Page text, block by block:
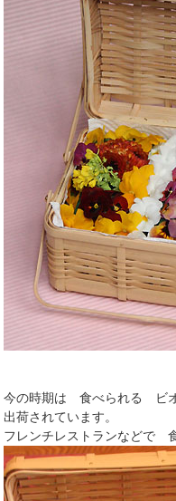
今の時期は 食べられる ビ
出荷されています。
フレンチレストランなどで